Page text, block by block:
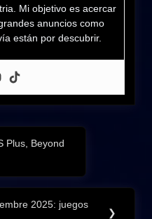
Mi objetivo es acercar
anuncios como
están por descubrir.
Plus, Beyond
2025: juegos
❯